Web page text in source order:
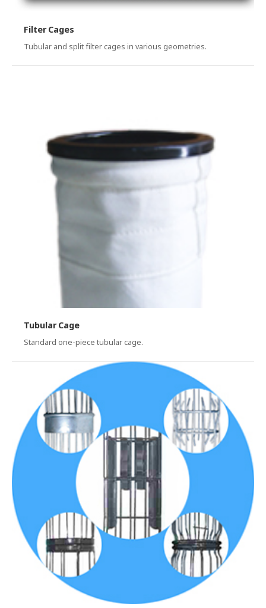
Filter Cages
Tubular and split filter cages in various geometries.
Tubular Cage
Standard one-piece tubular cage.